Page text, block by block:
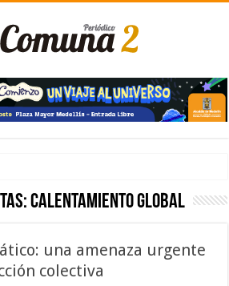
Calentamiento Global
una amenaza urgente
colectiva